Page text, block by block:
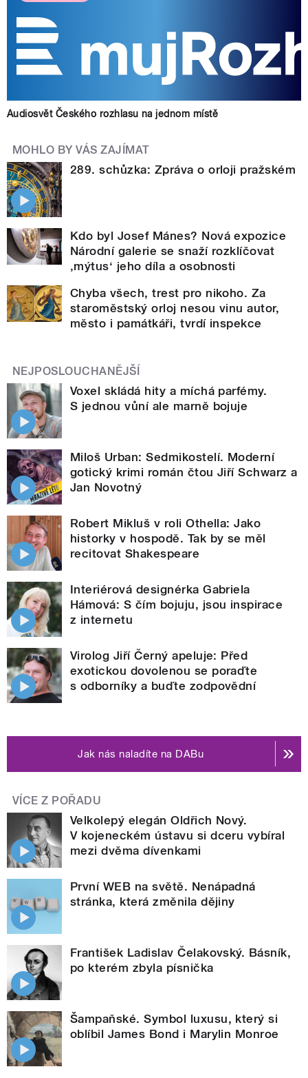
Audiosvět Českého rozhlasu na jednom místě
MOHLO BY VÁS ZAJÍMAT
289. schůzka: Zpráva o orloji pražském
Kdo byl Josef Mánes? Nová expozice
Národní galerie se snaží rozklíčovat
‚mýtus‘ jeho díla a osobnosti
Chyba všech, trest pro nikoho. Za
staroměstský orloj nesou vinu autor,
město i památkáři, tvrdí inspekce
NEJPOSLOUCHANĚJŠÍ
Voxel skládá hity a míchá parfémy.
S jednou vůní ale marně bojuje
Miloš Urban: Sedmikostelí. Moderní
gotický krimi román čtou Jiří Schwarz a
Jan Novotný
Robert Mikluš v roli Othella: Jako
historky v hospodě. Tak by se měl
recitovat Shakespeare
Interiérová designérka Gabriela
Hámová: S čím bojuju, jsou inspirace
z internetu
Virolog Jiří Černý apeluje: Před
exotickou dovolenou se poraďte
s odborníky a buďte zodpovědní
Jak nás naladíte na DABu
VÍCE Z POŘADU
Velkolepý elegán Oldřich Nový.
V kojeneckém ústavu si dceru vybíral
mezi dvěma dívenkami
První WEB na světě. Nenápadná
stránka, která změnila dějiny
František Ladislav Čelakovský. Básník,
po kterém zbyla písnička
Šampaňské. Symbol luxusu, který si
oblíbil James Bond i Marylin Monroe